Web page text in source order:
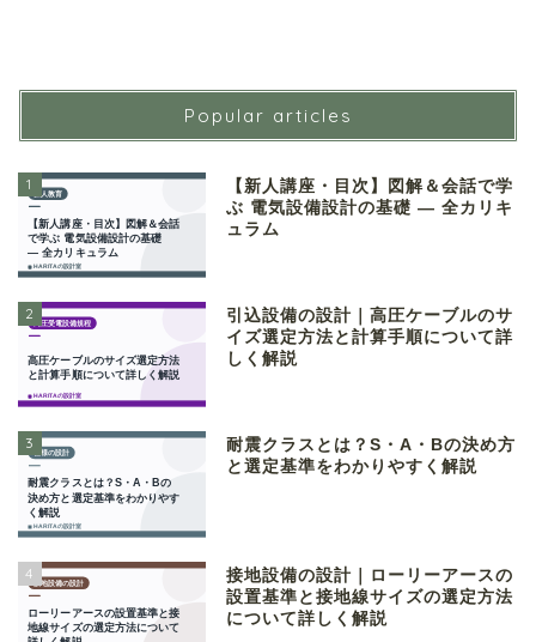
Popular articles
1
【新人講座・目次】図解＆会話で学
ぶ 電気設備設計の基礎 ― 全カリキ
ュラム
2
引込設備の設計｜高圧ケーブルのサ
イズ選定方法と計算手順について詳
しく解説
3
耐震クラスとは？S・A・Bの決め方
と選定基準をわかりやすく解説
4
接地設備の設計｜ローリーアースの
設置基準と接地線サイズの選定方法
について詳しく解説